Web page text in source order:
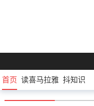
首页 读喜马拉雅 抖知识